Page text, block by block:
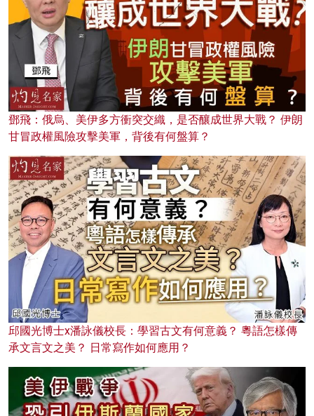
鄧飛：俄烏、美伊多方衝突交織，是否釀成世界大戰？ 伊朗
甘冒政權風險攻擊美軍，背後有何盤算？
邱國光博士x潘詠儀校長：學習古文有何意義？ 粵語怎樣傳
承文言文之美？ 日常寫作如何應用？